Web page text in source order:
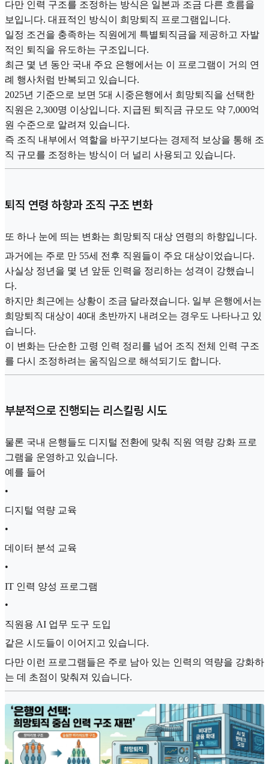
다만 인력 구조를 조정하는 방식은 일본과 조금 다른 흐름을
보입니다. 대표적인 방식이 희망퇴직 프로그램입니다.
일정 조건을 충족하는 직원에게 특별퇴직금을 제공하고 자발
적인 퇴직을 유도하는 구조입니다.
최근 몇 년 동안 국내 주요 은행에서는 이 프로그램이 거의 연
례 행사처럼 반복되고 있습니다.
2025년 기준으로 보면 5대 시중은행에서 희망퇴직을 선택한
직원은 2,300명 이상입니다. 지급된 퇴직금 규모도 약 7,000억
원 수준으로 알려져 있습니다.
즉 조직 내부에서 역할을 바꾸기보다는 경제적 보상을 통해 조
직 규모를 조정하는 방식이 더 널리 사용되고 있습니다.
퇴직 연령 하향과 조직 구조 변화
또 하나 눈에 띄는 변화는 희망퇴직 대상 연령의 하향입니다.
과거에는 주로 만 55세 전후 직원들이 주요 대상이었습니다.
사실상 정년을 몇 년 앞둔 인력을 정리하는 성격이 강했습니
다.
하지만 최근에는 상황이 조금 달라졌습니다. 일부 은행에서는
희망퇴직 대상이 40대 초반까지 내려오는 경우도 나타나고 있
습니다.
이 변화는 단순한 고령 인력 정리를 넘어 조직 전체 인력 구조
를 다시 조정하려는 움직임으로 해석되기도 합니다.
부분적으로 진행되는 리스킬링 시도
물론 국내 은행들도 디지털 전환에 맞춰 직원 역량 강화 프로
그램을 운영하고 있습니다.
예를 들어
•
디지털 역량 교육
•
데이터 분석 교육
•
IT 인력 양성 프로그램
•
직원용 AI 업무 도구 도입
같은 시도들이 이어지고 있습니다.
다만 이런 프로그램들은 주로 남아 있는 인력의 역량을 강화하
는 데 초점이 맞춰져 있습니다.